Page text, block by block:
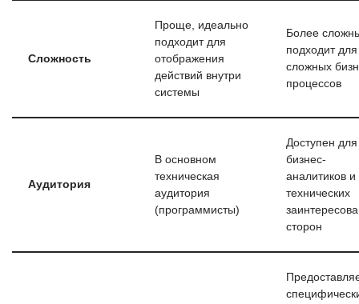
Сложность
Проще, идеально
подходит для
отображения
действий внутри
системы
Более
подходит для
сложных
процессов
Аудитория
В основном
техническая
аудитория
(программисты)
Доступен для
бизнес-
аналитиков и
технических
сторон